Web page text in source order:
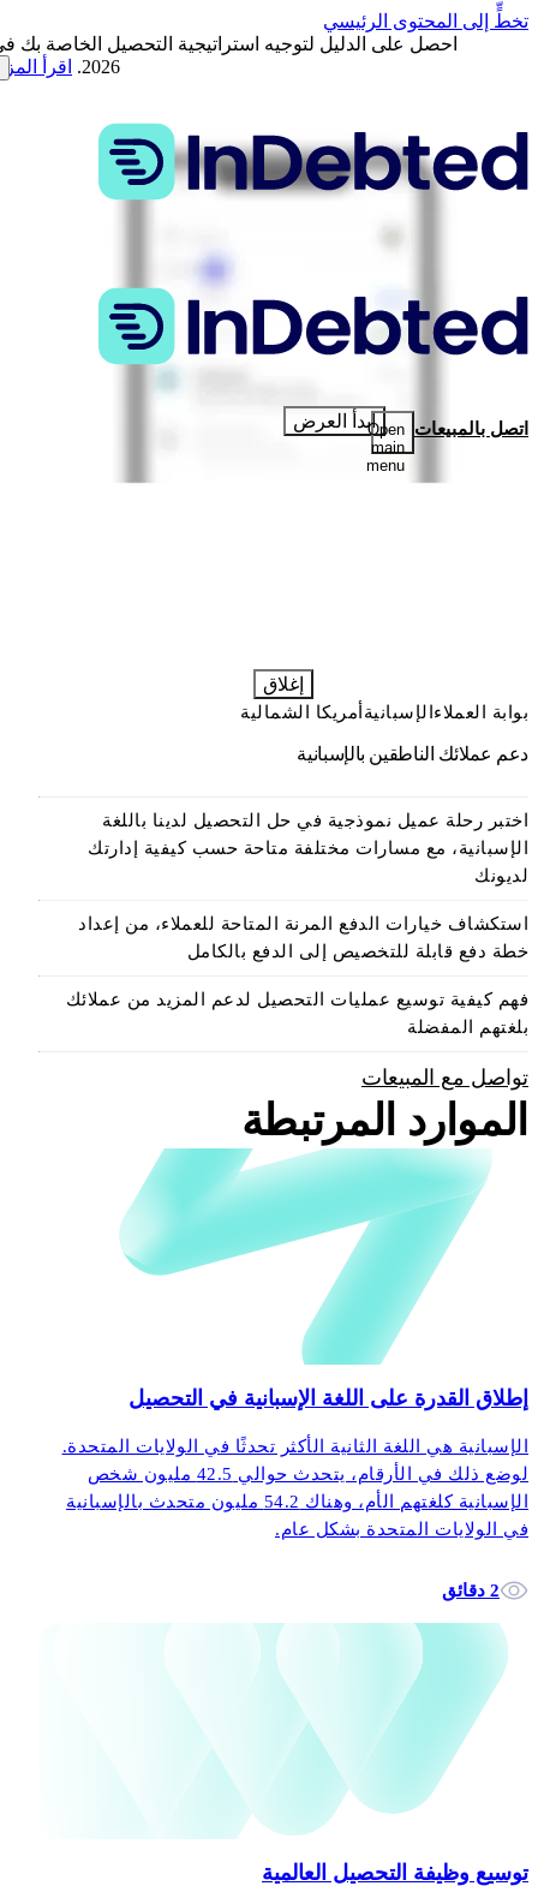
تخطٍّ إلى المحتوى الرئيسي
احصل على الدليل لتوجيه استراتيجية التحصيل الخاصة بك
2026.
اقرأ
اتصل بالمبيعات Open
main
menu
ابدأ العرض
إغلاق
بوابة العملاء الإسبانية أمريكا الشمالية
دعم عملائك الناطقين بالإسبانية
اختبر رحلة عميل نموذجية في حل التحصيل لدينا باللغة
الإسبانية، مع مسارات مختلفة متاحة حسب كيفية إدارتك
لديونك
استكشاف خيارات الدفع المرنة المتاحة للعملاء، من إعداد
خطة دفع قابلة للتخصيص إلى الدفع بالكامل
فهم كيفية توسيع عمليات التحصيل لدعم المزيد من عملائك
بلغتهم المفضلة
تواصل مع المبيعات
الموارد المرتبطة
إطلاق القدرة على اللغة الإسبانية في التحصيل
الإسبانية هي اللغة الثانية الأكثر تحدثًا في الولايات المتحدة.
لوضع ذلك في الأرقام، يتحدث حوالي 42.5 مليون شخص
الإسبانية كلغتهم الأم، وهناك 54.2 مليون متحدث بالإسبانية
في الولايات المتحدة بشكل عام.
2 دقائق
توسيع وظيفة التحصيل العالمية